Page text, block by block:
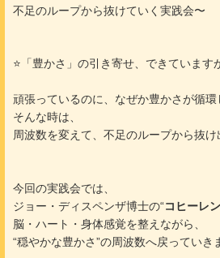
不足のループから抜けていく実践会〜
⭐️「豊かさ」の引き寄せ、できています
頑張っているのに、なぜか豊かさが循環
そんな時は、
周波数を変えて、不足のループから抜け
今回の実践会では、
ジョー・ディスペンザ博士の“コヒーレ
脳・ハート・身体感覚を整えながら、
“穏やかな豊かさ”の周波数へ戻っていき